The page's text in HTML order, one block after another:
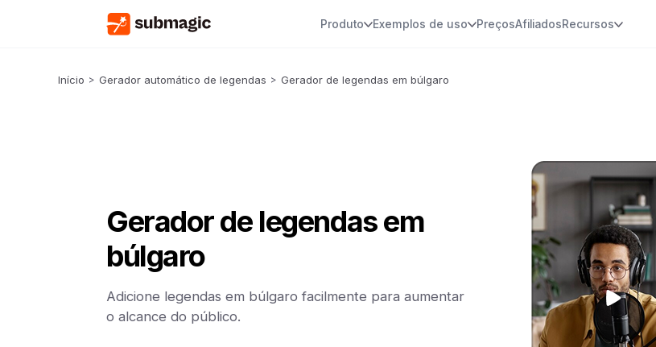
Produto Exemplos de uso PreçosAfiliadosRecursos
Início > Gerador automático de legendas > Gerador de legendas em búlgaro
Gerador de legendas em
búlgaro
Adicione legendas em búlgaro facilmente para aumentar
o alcance do público.